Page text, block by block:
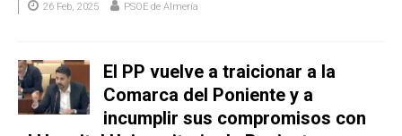
26 Feb, 2025 PSOE de Almería
El PP vuelve a traicionar a la
Comarca del Poniente y a
incumplir sus compromisos con